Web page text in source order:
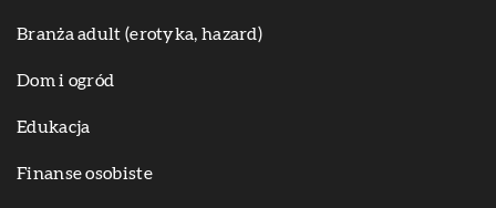
Branża adult (erotyka, hazard)
Dom i ogród
Edukacja
Finanse osobiste